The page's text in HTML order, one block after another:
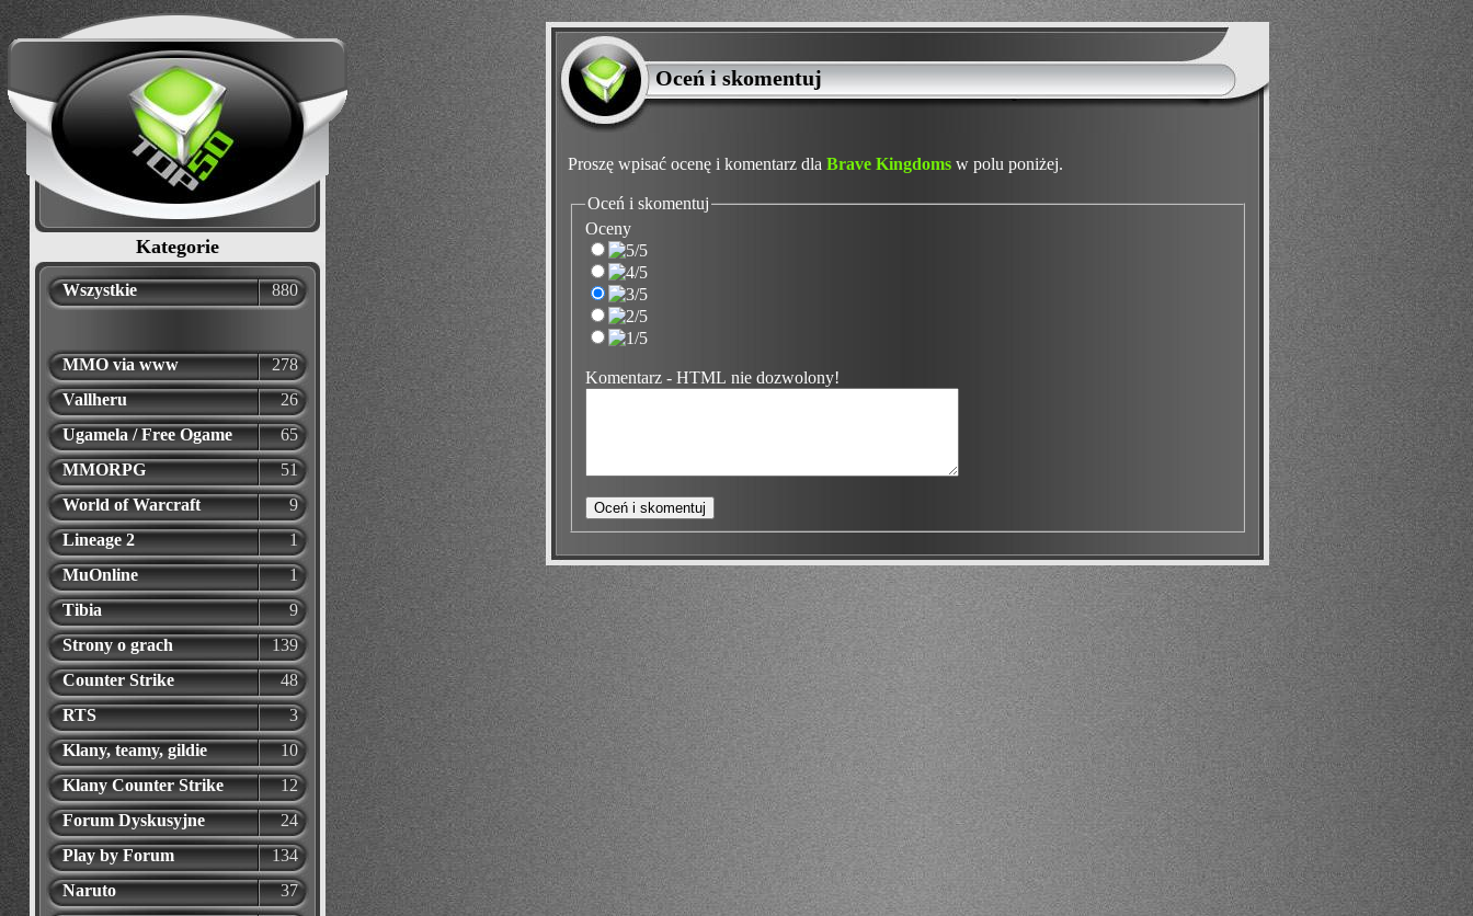
Kategorie
Wszystkie 880
MMO via www
278
Vallheru
26
Ugamela / Free Ogame
65
MMORPG
51
World of Warcraft
9
Lineage 2
1
MuOnline
1
Tibia
9
Strony o grach
139
Counter Strike
48
RTS
3
Klany, teamy, gildie
10
Klany Counter Strike
12
Forum Dyskusyjne
24
Play by Forum
134
Naruto
37
Oceń i skomentuj
Proszę wpisać ocenę i komentarz dla Brave Kingdoms w polu poniżej.
Oceń i skomentuj
Oceny
Komentarz - HTML nie dozwolony!